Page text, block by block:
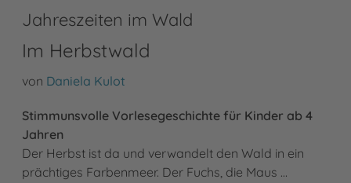
Jahreszeiten im Wald
Im Herbstwald
von Daniela Kulot
Stimmunsvolle Vorlesegeschichte für Kinder ab 4
Jahren
Der Herbst ist da und verwandelt den Wald in ein
prächtiges Farbenmeer. Der Fuchs, die Maus …